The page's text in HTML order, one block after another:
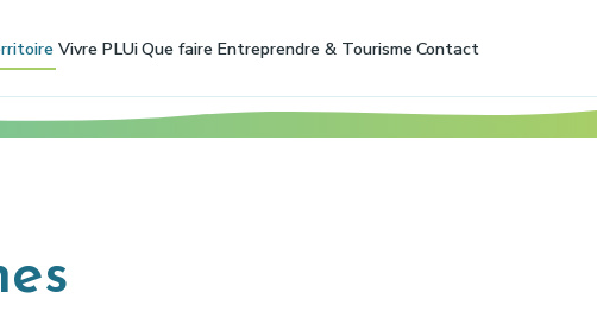
Vivre PLUiQue faire Entreprendre & TourismeContact